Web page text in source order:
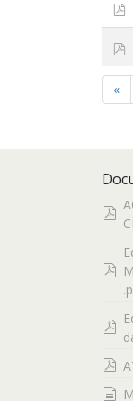
f
«
pdf